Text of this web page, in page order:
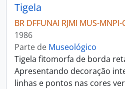
Tigela
BR DFFUNAI RJMI MUS-MNPI-
1986
Parte de Museológico
Tigela fitomorfa de borda
Apresentando decoração
linhas e pontos nas cores